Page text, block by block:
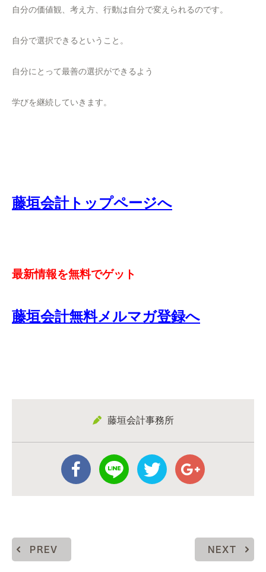
自分の価値観、考え方、行動は自分で変えられるのです。
自分で選択できるということ。
自分にとって最善の選択ができるよう
学びを継続していきます。
藤垣会計トップページへ
最新情報を無料でゲット
藤垣会計無料メルマガ登録へ
藤垣会計事務所
PREV NEXT